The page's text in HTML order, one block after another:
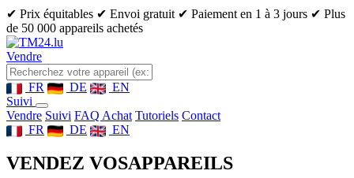
✔ Prix équitables ✔ Envoi gratuit ✔ Paiement en 1 à 3 jours ✔ Plus
de 50 000 appareils achetés
Vendre
FR DE
EN
Suivi
Vendre Suivi FAQ Achat Tutoriels Contact
FR
DE EN
VENDEZ VOSAPPAREILS